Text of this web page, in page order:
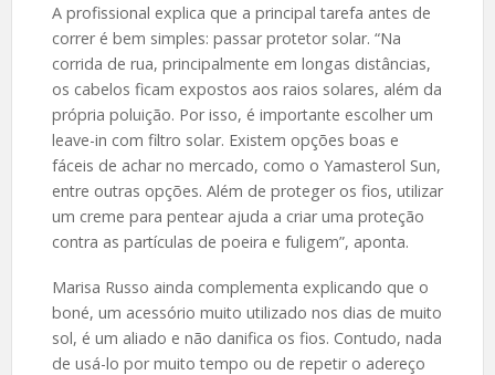
A profissional explica que a principal tarefa antes de
correr é bem simples: passar protetor solar. “Na
corrida de rua, principalmente em longas distâncias,
os cabelos ficam expostos aos raios solares, além da
própria poluição. Por isso, é importante escolher um
leave-in com filtro solar. Existem opções boas e
fáceis de achar no mercado, como o Yamasterol Sun,
entre outras opções. Além de proteger os fios, utilizar
um creme para pentear ajuda a criar uma proteção
contra as partículas de poeira e fuligem”, aponta.
Marisa Russo ainda complementa explicando que o
boné, um acessório muito utilizado nos dias de muito
sol, é um aliado e não danifica os fios. Contudo, nada
de usá-lo por muito tempo ou de repetir o adereço